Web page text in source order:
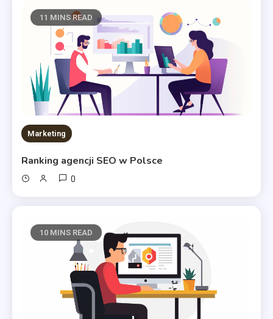
11 MINS READ
Marketing
Ranking agencji SEO w Polsce
0
10 MINS READ